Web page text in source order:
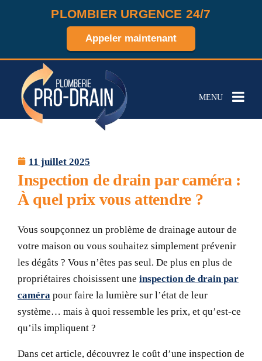
PLOMBIER URGENCE 24/7
Appeler maintenant
MENU
11 juillet 2025
Inspection de drain par caméra :
À quel prix vous attendre ?
Vous soupçonnez un problème de drainage autour de
votre maison ou vous souhaitez simplement prévenir
les dégâts ? Vous n’êtes pas seul. De plus en plus de
propriétaires choisissent une inspection de drain par
caméra pour faire la lumière sur l’état de leur
système… mais à quoi ressemble les prix, et qu’est-ce
qu’ils impliquent ?
Dans cet article, découvrez le coût d’une inspection de